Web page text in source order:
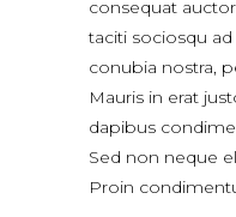
consequat
taciti sociosqu
conubia nostra,
Mauris in erat
dapibus
Sed non neque
Proin